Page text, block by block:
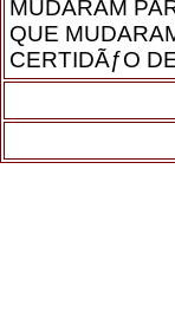
MUDARAM
QUE
CERTIDÃƒO